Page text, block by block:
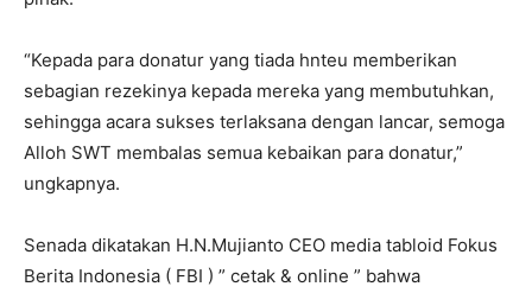
“Kepada para donatur yang tiada hnteu memberikan
sebagian rezekinya kepada mereka yang membutuhkan,
sehingga acara sukses terlaksana dengan lancar, semoga
Alloh SWT membalas semua kebaikan para donatur,”
ungkapnya.
Senada dikatakan H.N.Mujianto CEO media tabloid Fokus
Berita Indonesia ( FBI ) ” cetak & online ” bahwa